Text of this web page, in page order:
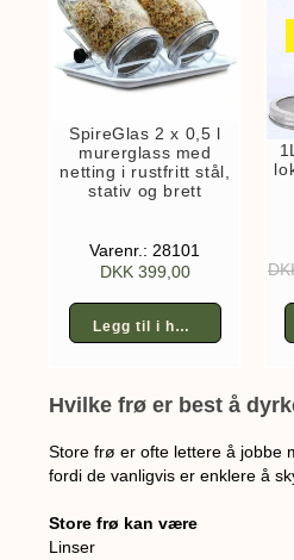
SpireGlas 2 x 0,5 l
murerglass med
netting i rustfritt stål,
stativ og brett
Varenr.: 28101
DKK399,00
Legg til i handlekurv
Hvilke frø er best å
Store frø er ofte lettere å jobbe
fordi de vanligvis er enklere å
Store frø kan være
Linser